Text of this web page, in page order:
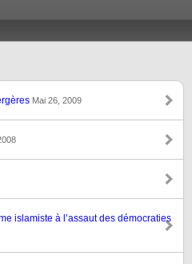
Mai 26, 2009
islamiste à l’assaut des démocraties